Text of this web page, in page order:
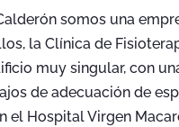
somos una
la Clínica de
muy singular, con
de adecuación de
el Hospital Virgen